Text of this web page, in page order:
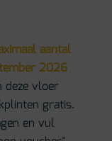
aantal
2026
deze vloer
gratis.
en vul